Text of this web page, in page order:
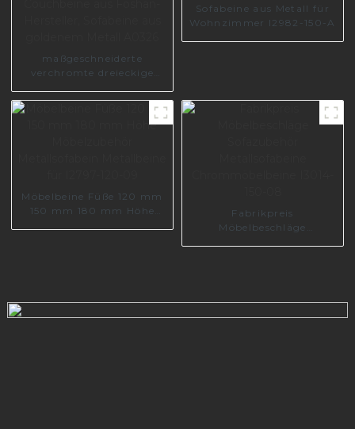
maßgeschneiderte
verchromte dreieckige
Hersteller, Sofabeine aus
goldenem Metall A0326
Sofabeine aus Metall für
Wohnzimmer I2982-150-A
Möbelbeine Füße 120 mm
150 mm 180 mm Höhe
Fabrikpreis
Möbelbeschläge